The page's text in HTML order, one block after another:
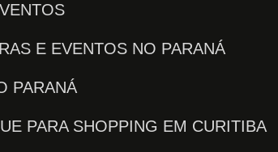
E EVENTOS NO PARANÁ
PARANÁ
PARA SHOPPING EM CURITIBA